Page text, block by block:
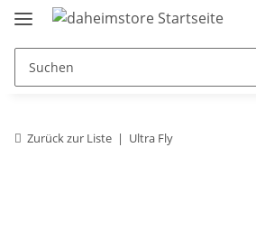
Zurück zur Liste Ultra Fly